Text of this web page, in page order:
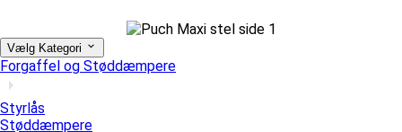
Vælg Kategori
Forgaffel og Støddæmpere
Styrlås
Støddæmpere